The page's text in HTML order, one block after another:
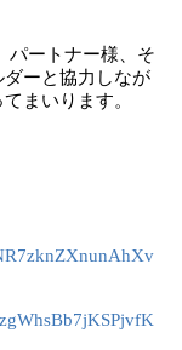
パートナー様、そ
ーと協力しなが
まいります。